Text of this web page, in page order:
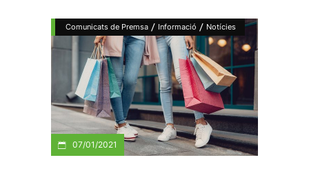
Comunicats de Premsa / Informació / Notícies
07/01/2021